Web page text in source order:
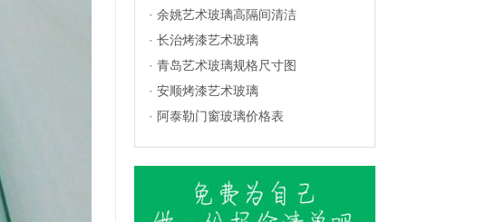
· 余姚艺术玻璃高隔间清洁
· 长治烤漆艺术玻璃
· 青岛艺术玻璃规格尺寸图
· 安顺烤漆艺术玻璃
· 阿泰勒门窗玻璃价格表